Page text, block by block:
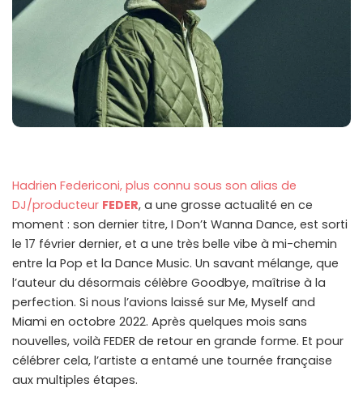
Hadrien Federiconi, plus connu sous son alias de
DJ/producteur FEDER, a une grosse actualité en ce
moment : son dernier titre, I Don’t Wanna Dance, est sorti
le 17 février dernier, et a une très belle vibe à mi-chemin
entre la Pop et la Dance Music. Un savant mélange, que
l’auteur du désormais célèbre Goodbye, maîtrise à la
perfection. Si nous l’avions laissé sur Me, Myself and
Miami en octobre 2022. Après quelques mois sans
nouvelles, voilà FEDER de retour en grande forme. Et pour
célébrer cela, l’artiste a entamé une tournée française
aux multiples étapes.